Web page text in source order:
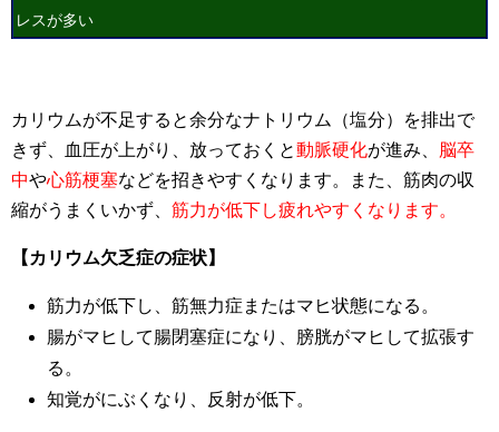
レスが多い
カリウムが不足すると余分なナトリウム（塩分）を排出で
きず、血圧が上がり、放っておくと動脈硬化が進み、
脳卒
中や心筋梗塞などを招きやすくなります。また、筋肉の収
縮がうまくいかず、 筋力が低下し疲れやすくなります。
【カリウム欠乏症の症状】
筋力が低下し、筋無力症またはマヒ状態になる。
腸がマヒして腸閉塞症になり、膀胱がマヒして拡張す
る。
知覚がにぶくなり、反射が低下。